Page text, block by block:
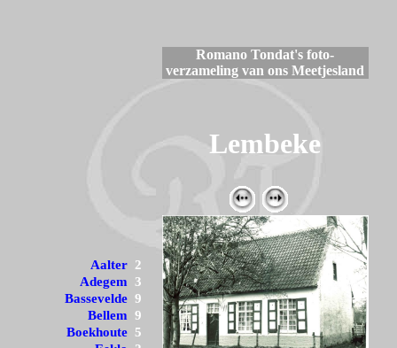
Romano Tondat's foto-
verzameling van ons Meetjesland
Lembeke
Aalter 2
Adegem 3
Bassevelde 9
Bellem 9
Boekhoute 5